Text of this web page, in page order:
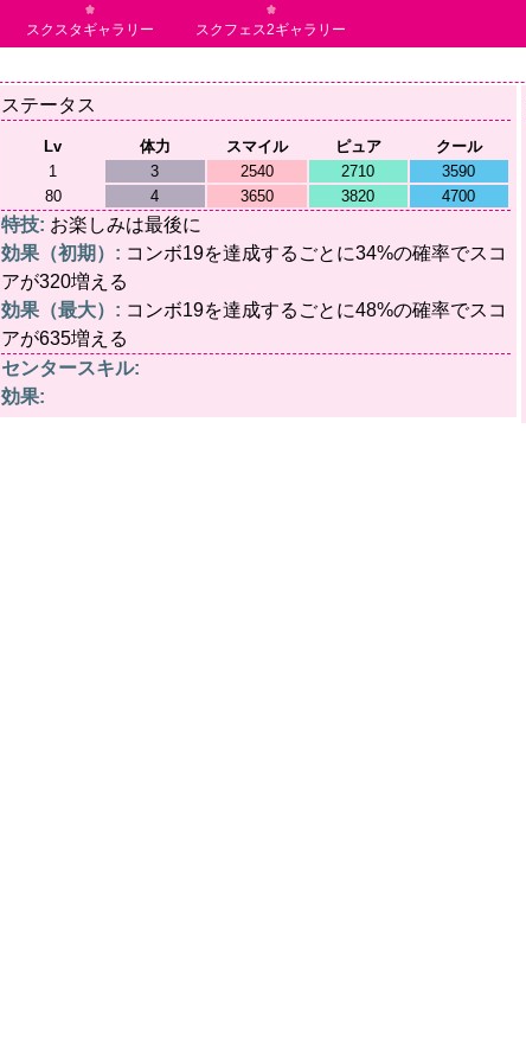
スクスタギャラリー スクフェス2ギャラリー
ステータス
Lv 体力 スマイル ピュア
クール
1
3 2540 2710
3590
80
4 3650 3820 4700
特技: お楽しみは最後に
効果（初期）: コンボ19を達成するごとに34%の確率でスコ
アが320増える
効果（最大）: コンボ19を達成するごとに48%の確率でスコ
アが635増える
センタースキル:
効果: